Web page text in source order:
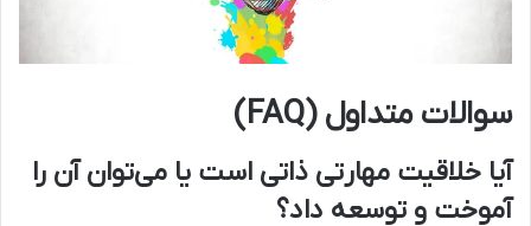
سوالات متداول (FAQ)
آیا خلاقیت مهارتی ذاتی است یا می‌توان آن را
آموخت و توسعه داد؟